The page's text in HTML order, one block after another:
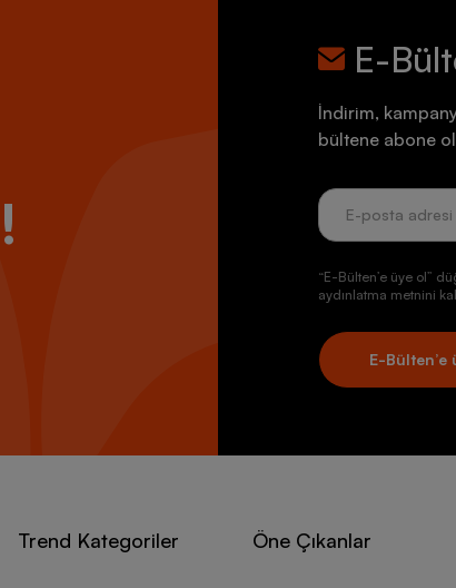
E-
İndirim,
bültene abone
“E-Bülten’e üye ol”
aydınlatma metnini
E-Bülten’e
Trend Kategoriler Öne Çıkanlar